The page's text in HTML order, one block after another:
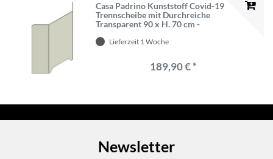
Casa Padrino Kunststoff Covid-19
Trennscheibe mit Durchreiche
Transparent 90 x H. 70 cm -
Theken Spuckschutz
Lieferzeit 1 Woche
189,90 € *
Newsletter